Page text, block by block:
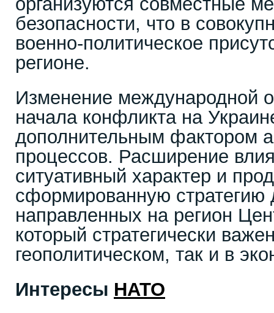
безопасности, что в
военно-политическое
регионе.
Изменение международной
начала конфликта на
дополнительным фактором
процессов. Расширение
ситуативный характер и
сформированную стратегию
направленных на регион
который стратегически
геополитическом, так и в
Интересы НАТО